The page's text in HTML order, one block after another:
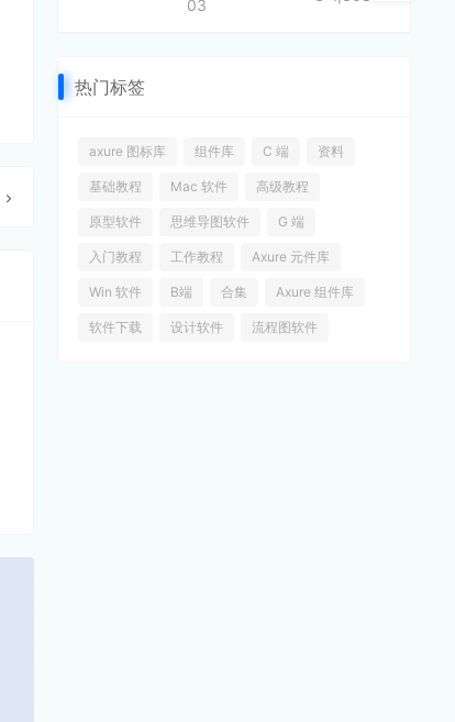
03
热门标签
axure 图标库 组件库 C 端 资料
基础教程 Mac 软件 高级教程
原型软件 思维导图软件 G 端
入门教程 工作教程 Axure 元件库
Win 软件 B端 合集 Axure 组件库
软件下载 设计软件 流程图软件